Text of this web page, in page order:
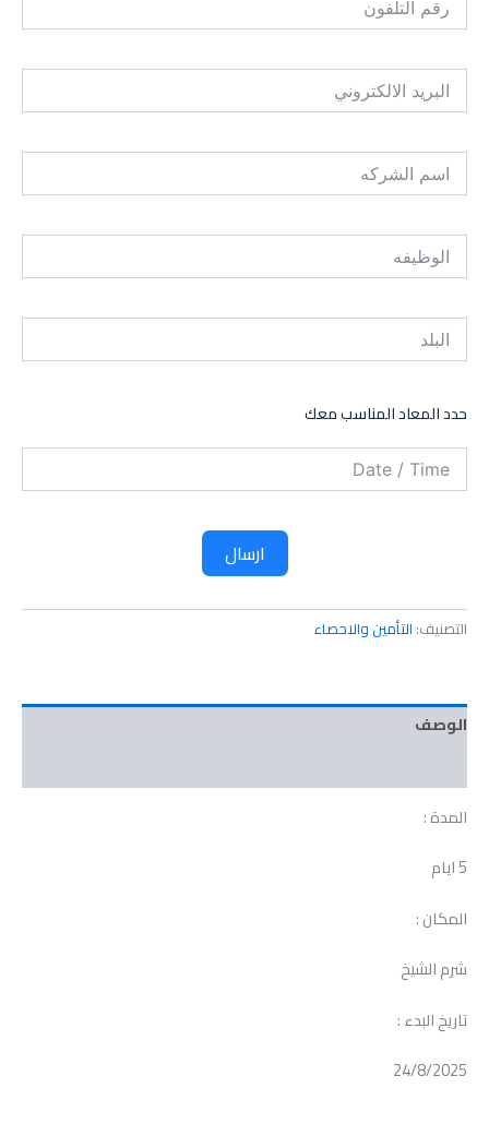
حدد المعاد المناسب معك
ارسال
التصنيف: التأمين والاحصاء
الوصف
المدة :
5 ايام
المكان :
شرم الشيخ
تاريخ البدء :
24/8/2025